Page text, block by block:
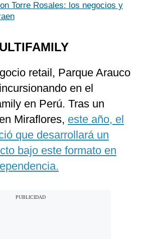
Torre Rosales: los negocios y
retail, Parque Arauco
en el
en Perú. Tras un
Miraflores, este año, el
que desarrollará un
bajo este formato en